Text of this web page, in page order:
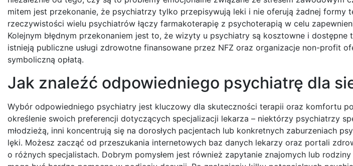
mitem jest przekonanie, że psychiatrzy tylko przepisywują leki i nie oferują żadnej formy
rzeczywistości wielu psychiatrów łączy farmakoterapię z psychoterapią w celu
Kolejnym błędnym przekonaniem jest to, że wizyty u psychiatry są kosztowne i
istnieją publiczne usługi zdrowotne finansowane przez NFZ oraz organizacje non-profit
symboliczną opłatą.
Jak znaleźć odpowiedniego psychiatrę dla
Wybór odpowiedniego psychiatry jest kluczowy dla skuteczności terapii oraz komfortu
określenie swoich preferencji dotyczących specjalizacji lekarza – niektórzy psychiatrzy
młodzieżą, inni koncentrują się na dorosłych pacjentach lub konkretnych zaburzeniach
lęki. Możesz zacząć od przeszukania internetowych baz danych lekarzy oraz portali
o różnych specjalistach. Dobrym pomysłem jest również zapytanie znajomych lub